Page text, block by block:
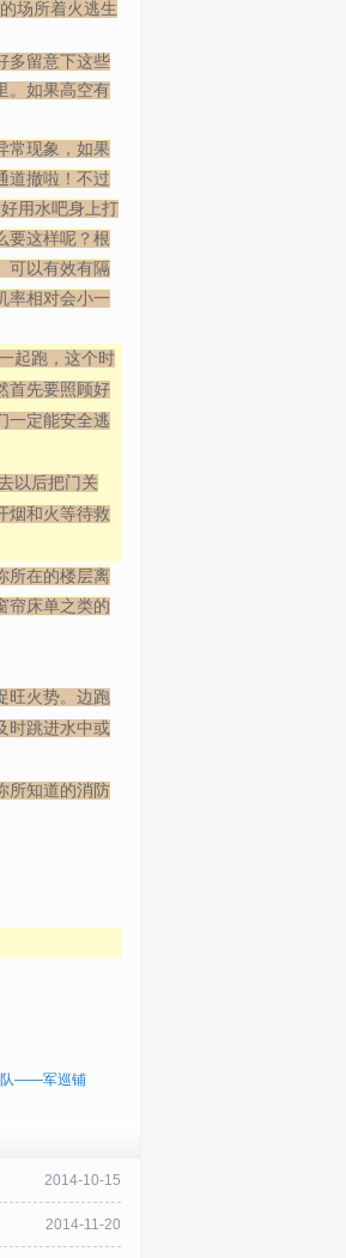
场所着火逃生
多留意下这些
。如果高空有
常现象，如果
道撤啦！不过
用水吧身上打
要这样呢？根
可以有效有隔
率相对会小一
起跑，这个时
首先要照顾好
一定能安全逃
以后把门关
烟和火等待救
所在的楼层离
帘床单之类的
旺火势。边跑
时跳进水中或
所知道的消防
队——军巡铺
2014-10-15
2014-11-20